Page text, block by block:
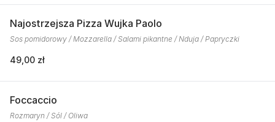
Najostrzejsza Pizza Wujka Paolo
Sos pomidorowy / Mozzarella / Salami pikantne / Nduja / Papryczki
49,00 zł
Foccaccio
Rozmaryn / Sól / Oliwa